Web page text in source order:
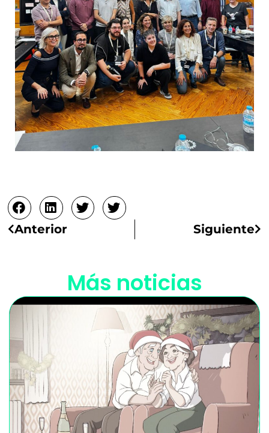
Ant
Anterior Siguiente
Más noticias